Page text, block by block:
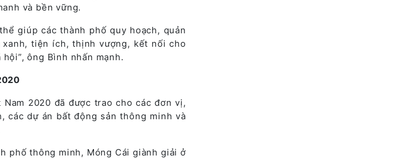
và bền vững.
giúp các thành phố quy hoạch, quản
tiện ích, thịnh vượng, kết nối cho
ông Bình nhấn mạnh.
2020 đã được trao cho các đơn vị,
các dự án bất động sản thông minh và
phố thông minh, Móng Cái giành giải ở